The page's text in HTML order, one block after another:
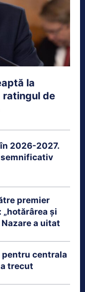
la
ratingul de
2026-2027.
premier
și
Nazare a uitat
pentru centrala
trecut